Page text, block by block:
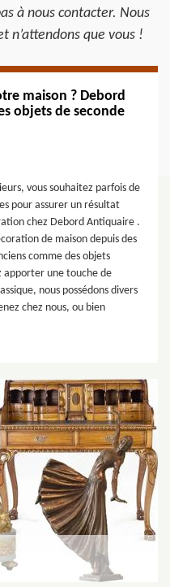
à nous contacter. Nous
n’attendons que vous !
maison ? Debord
objets de seconde
vous souhaitez parfois de
pour assurer un résultat
chez Debord Antiquaire .
de maison depuis des
comme des objets
apporter une touche de
nous possédons divers
chez nous, ou bien